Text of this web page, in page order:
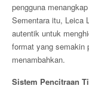
pengguna
Sementara itu, Leica
autentik untuk
format yang semakin
menambahkan.
Sistem Pencitraan